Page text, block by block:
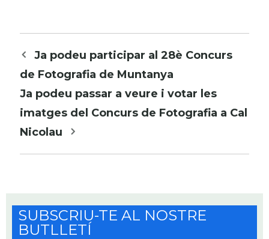
Navegació
per
entrades
Ja podeu participar al 28è Concurs
de Fotografia de Muntanya
Ja podeu passar a veure i votar les
imatges del Concurs de Fotografia a Cal
Nicolau
SUBSCRIU-TE AL NOSTRE
BUTLLETÍ